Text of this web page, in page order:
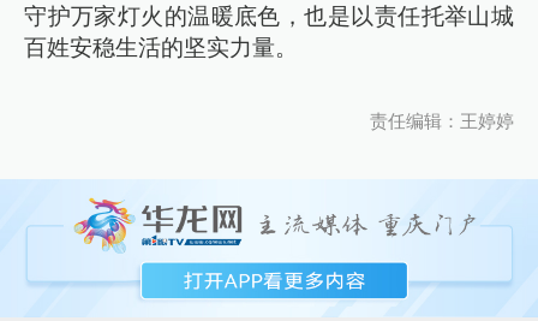
守护万家灯火的温暖底色，也是以责任托举山城
百姓安稳生活的坚实力量。
责任编辑：王婷婷